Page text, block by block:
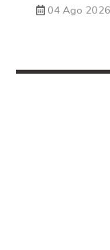
04 Ago 2026